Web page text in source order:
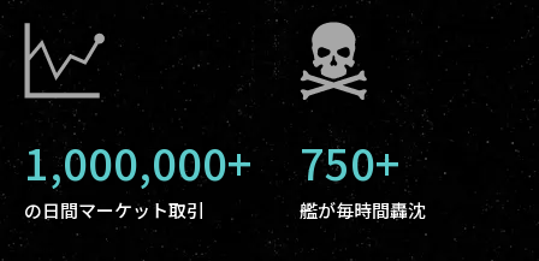
1,000,000+
の日間マーケット取引
750+
艦が毎時間轟沈